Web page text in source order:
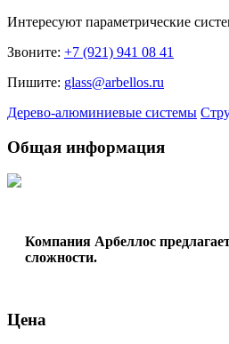
Интересуют параметрические
Звоните: +7 (921) 941 08 41
Пишите: glass@arbellos.ru
Дерево-алюминиевые системы
Общая информация
Компания Арбеллос
сложности.
Цена